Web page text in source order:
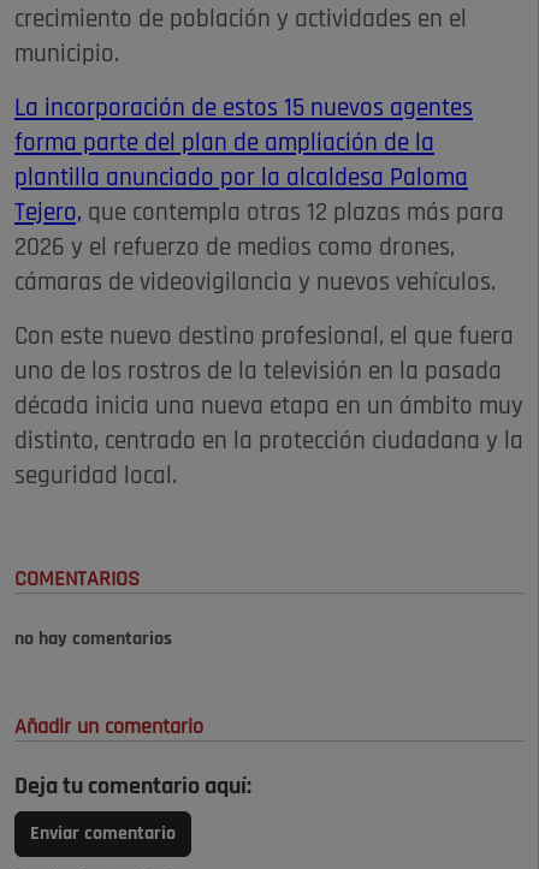
crecimiento de población y actividades en el
municipio.
La incorporación de estos 15 nuevos agentes
forma parte del plan de ampliación de la
plantilla anunciado por la alcaldesa Paloma
Tejero, que contempla otras 12 plazas más para
2026 y el refuerzo de medios como drones,
cámaras de videovigilancia y nuevos vehículos.
Con este nuevo destino profesional, el que fuera
uno de los rostros de la televisión en la pasada
década inicia una nueva etapa en un ámbito muy
distinto, centrado en la protección ciudadana y la
seguridad local.
COMENTARIOS
no hay comentarios
Añadir un comentario
Deja tu comentario aquí:
Enviar comentario